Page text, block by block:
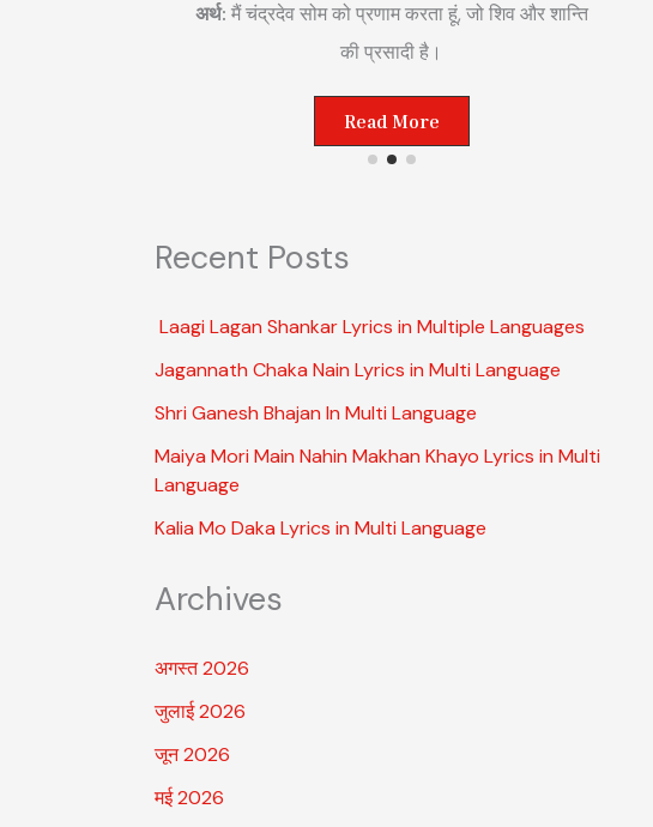
अर्थ: मैं चंद्रदेव सोम को प्रणाम करता हूं, जो शिव और शान्ति
की प्रसादी है।
Read More
Recent Posts
Laagi Lagan Shankar Lyrics in Multiple Languages
Jagannath Chaka Nain Lyrics in Multi Language
Shri Ganesh Bhajan In Multi Language
Maiya Mori Main Nahin Makhan Khayo Lyrics in Multi
Language
Kalia Mo Daka Lyrics in Multi Language
Archives
अगस्त 2026
जुलाई 2026
जून 2026
मई 2026